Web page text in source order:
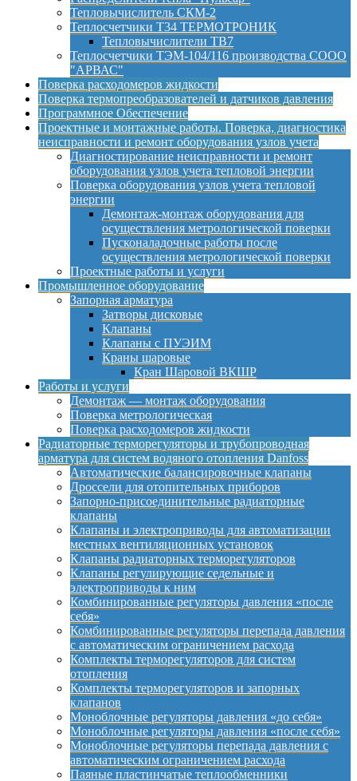
Тепловычислитель СКМ-2
Теплосчетчики Т34 ТЕРМОТРОНИК
Тепловычислители ТВ7
Теплосчетчики ТЭМ-104/116 производства СООО
"АРВАС"
Поверка расходомеров жидкости
Поверка термопреобразователей и датчиков давления
Программное Обеспечение
Проектные и монтажные работы. Поверка, диагностика
неисправности и ремонт оборудования узлов учета
Диагностирование неисправности и ремонт
оборудования узлов учета тепловой энергии
Поверка оборудования узлов учета тепловой
энергии
Демонтаж-монтаж оборудования для
осуществления метрологической поверки
Пусконаладочные работы после
осуществления метрологической поверки
Проектные работы и услуги
Промышленное оборудование
Запорная арматура
Затворы дисковые
Клапаны
Клапаны с ПУЭИМ
Краны шаровые
Кран Шаровой ВКШР
Работы и услуги
Демонтаж — монтаж оборудования
Поверка метрологическая
Поверка расходомеров жидкости
Радиаторные терморегуляторы и трубопроводная
арматура для систем водяного отопления Danfoss
Автоматические балансировочные клапаны
Дроссели для отопительных приборов
Запорно-присоединительные радиаторные
клапаны
Клапаны и электроприводы для автоматизации
местных вентиляционных установок
Клапаны радиаторных терморегуляторов
Клапаны регулирующие седельные и
электроприводы к ним
Комбинированные регуляторы давления «после
себя»
Комбинированные регуляторы перепада давления
с автоматическим ограничением расхода
Комплекты терморегуляторов для систем
отопления
Комплекты терморегуляторов и запорных
клапанов
Моноблочные регуляторы давления «до себя»
Моноблочные регуляторы давления «после себя»
Моноблочные регуляторы перепада давления с
автоматическим ограничением расхода
Паяные пластинчатые теплообменники